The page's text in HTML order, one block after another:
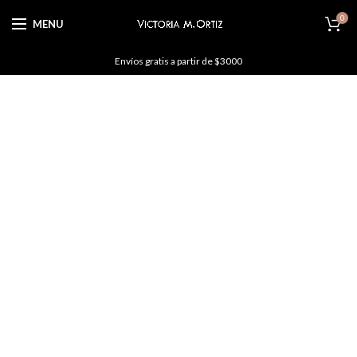
MENU 0
Envíos gratis a partir de $3000